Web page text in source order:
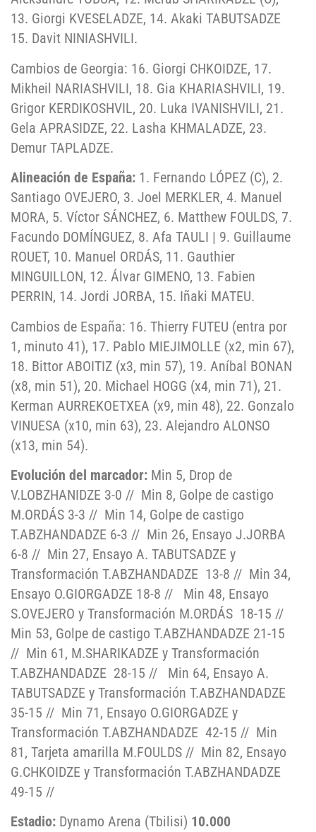
13. Giorgi KVESELADZE, 14. Akaki TABUTSADZE
15. Davit NINIASHVILI.
Cambios de Georgia: 16. Giorgi CHKOIDZE, 17.
Mikheil NARIASHVILI, 18. Gia KHARIASHVILI, 19.
Grigor KERDIKOSHVIL, 20. Luka IVANISHVILI, 21.
Gela APRASIDZE, 22. Lasha KHMALADZE, 23.
Demur TAPLADZE.
Alineación de España: 1. Fernando LÓPEZ (C), 2.
Santiago OVEJERO, 3. Joel MERKLER, 4. Manuel
MORA, 5. Víctor SÁNCHEZ, 6. Matthew FOULDS, 7.
Facundo DOMÍNGUEZ, 8. Afa TAULI | 9. Guillaume
ROUET, 10. Manuel ORDÁS, 11. Gauthier
MINGUILLON, 12. Álvar GIMENO, 13. Fabien
PERRIN, 14. Jordi JORBA, 15. Iñaki MATEU.
Cambios de España: 16. Thierry FUTEU (entra por
1, minuto 41), 17. Pablo MIEJIMOLLE (x2, min 67),
18. Bittor ABOITIZ (x3, min 57), 19. Aníbal BONAN
(x8, min 51), 20. Michael HOGG (x4, min 71), 21.
Kerman AURREKOETXEA (x9, min 48), 22. Gonzalo
VINUESA (x10, min 63), 23. Alejandro ALONSO
(x13, min 54).
Evolución del marcador: Min 5, Drop de
V.LOBZHANIDZE 3-0 // Min 8, Golpe de castigo
M.ORDÁS 3-3 // Min 14, Golpe de castigo
T.ABZHANDADZE 6-3 // Min 26, Ensayo J.JORBA
6-8 // Min 27, Ensayo A. TABUTSADZE y
Transformación T.ABZHANDADZE 13-8 // Min 34,
Ensayo O.GIORGADZE 18-8 // Min 48, Ensayo
S.OVEJERO y Transformación M.ORDÁS 18-15 //
Min 53, Golpe de castigo T.ABZHANDADZE 21-15
// Min 61, M.SHARIKADZE y Transformación
T.ABZHANDADZE 28-15 // Min 64, Ensayo A.
TABUTSADZE y Transformación T.ABZHANDADZE
35-15 // Min 71, Ensayo O.GIORGADZE y
Transformación T.ABZHANDADZE 42-15 // Min
81, Tarjeta amarilla M.FOULDS // Min 82, Ensayo
G.CHKOIDZE y Transformación T.ABZHANDADZE
49-15 //
Estadio: Dynamo Arena (Tbilisi) 10.000